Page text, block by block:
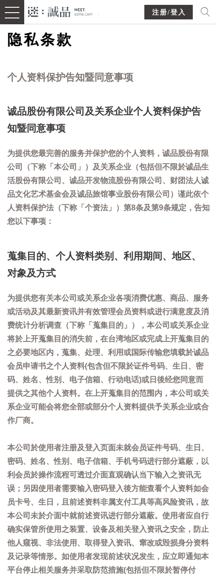
注册/登入
隐私条款
个人资料保护告知暨同意事项
诚品股份有限公司及关系企业个人资料保护告
知暨同意事项
为提供您最完善的服务并保护您的个人资料，诚品股份有限
公司（下称「本公司」）及关系企业（包括但不限於诚品生
活股份有限公司、诚品开发物流股份有限公司、财团法人诚
品文化艺术基金会及诚品旅馆事业股份有限公司）谨此依个
人资料保护法（下称「个资法」）第8条及第9条规定，告知
您以下事项：
蒐集目的、个人资料类别、利用期间、地区、
对象及方式
为提供您有关本公司或关系企业各项消费优惠、商品、服务
或活动及其最新资讯并有效管理会员资料或进行满意度及消
费统计分析调查（下称「蒐集目的」），本公司或关系企业
将於上开蒐集目的消失前，在台湾地区或完成上开蒐集目的
之必要地区内，蒐集、处理、利用或国际传输您填载於诚品
会员申请书之个人资料(包含但不限於证件号码、生日、密
码、姓名、性别、电子信箱、行动电话)或日後经您同意而
提供之其他个人资料。在上开蒐集目的范围内，本公司或关
系企业可能会将您全部或部分个人资料提供予关系企业或合
作厂商。
本公司於使用者注册及登入页面未就会员证件号码、生日、
密码、姓名、性别、电子信箱、手机号码进行部分遮蔽，以
利会员於操作流程可透过介面直观确认当下输入之资讯无
误；另因使用者需要输入密码登入後方能查看个人资料如会
员卡号、生日，且前述资料非属支付工具等高风险资讯，故
本公司未於介面中就前述资讯进行部分遮蔽。使用者应自行
确实保管所使用之装置、设备及相关登入资讯之安全，防止
他人窥视、非法使用、取得登入资讯、窜改或毁损身分资料
及记录等情形。如使用者发现前述状况发生，应立即通知本
平台停止相关服务并采取防范措施(包括但不限於暂停付